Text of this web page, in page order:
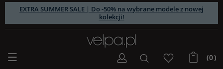
EXTRA SUMMER SALE | Do -50% na wybrane modele z nowej
kolekcji!
(0)